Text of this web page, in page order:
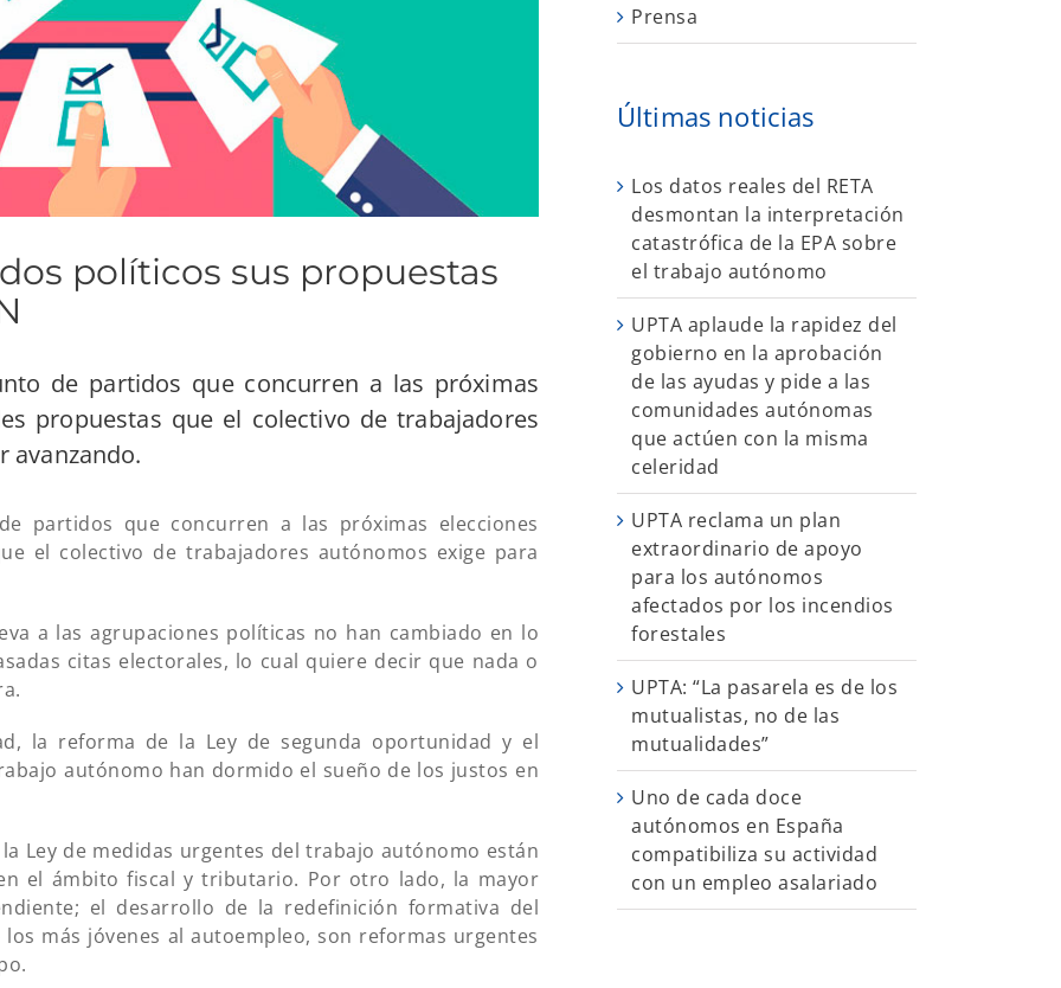
políticos sus propuestas
de partidos que concurren a las próximas
propuestas que el colectivo de trabajadores
avanzando.
partidos que concurren a las próximas elecciones
el colectivo de trabajadores autónomos exige para
a las agrupaciones políticas no han cambiado en lo
citas electorales, lo cual quiere decir que nada o
la reforma de la Ley de segunda oportunidad y el
autónomo han dormido el sueño de los justos en
Ley de medidas urgentes del trabajo autónomo están
el ámbito fiscal y tributario. Por otro lado, la mayor
el desarrollo de la redefinición formativa del
más jóvenes al autoempleo, son reformas urgentes
Prensa
Últimas noticias
Los datos reales del RETA
desmontan la interpretación
catastrófica de la EPA sobre
el trabajo autónomo
UPTA aplaude la rapidez del
gobierno en la aprobación
de las ayudas y pide a las
comunidades autónomas
que actúen con la misma
celeridad
UPTA reclama un plan
extraordinario de apoyo
para los autónomos
afectados por los incendios
forestales
UPTA: “La pasarela es de los
mutualistas, no de las
mutualidades”
Uno de cada doce
autónomos en España
compatibiliza su actividad
con un empleo asalariado